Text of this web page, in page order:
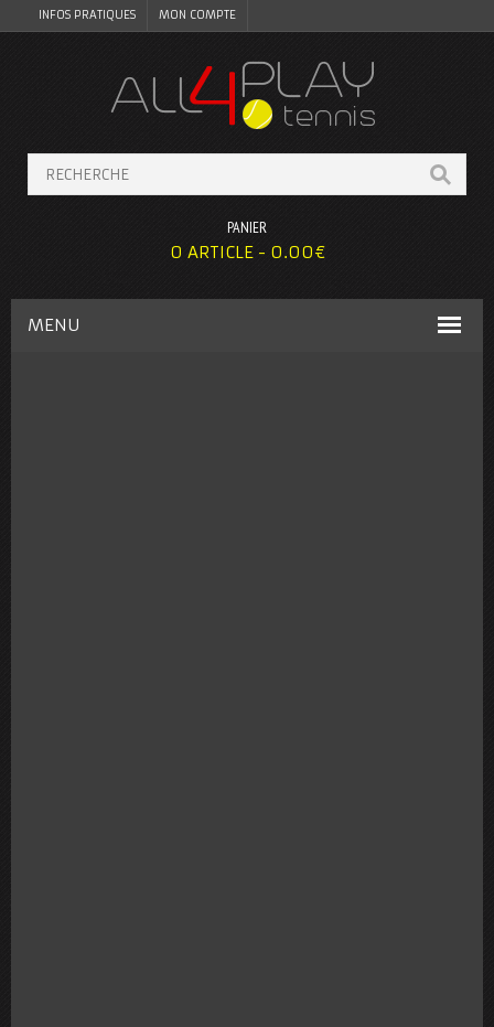
INFOS PRATIQUES MON COMPTE
PANIER
0 ARTICLE - 0.00€
MENU